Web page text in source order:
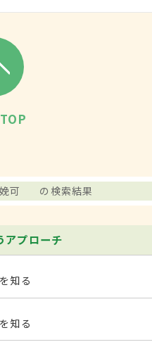
可 の検索結果
アプローチ
を知る
を知る